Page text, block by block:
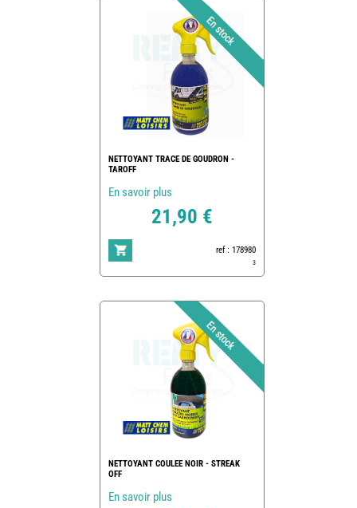
NETTOYANT TRACE DE GOUDRON -
TAROFF
En savoir plus
21,90 €
ref : 178980
3
NETTOYANT COULEE NOIR - STREAK
OFF
En savoir plus